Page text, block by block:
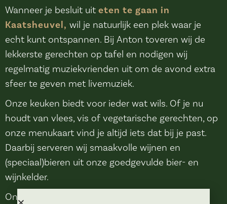
Wanneer je besluit uit eten te gaan in
Kaatsheuvel, wil je natuurlijk een plek waar je
echt kunt ontspannen. Bij Anton toveren wij de
lekkerste gerechten op tafel en nodigen wij
regelmatig muziekvrienden uit om de avond extra
sfeer te geven met livemuziek.
Onze keuken biedt voor ieder wat wils. Of je nu
houdt van vlees, vis of vegetarische gerechten, op
onze menukaart vind je altijd iets dat bij je past.
Daarbij serveren wij smaakvolle wijnen en
(speciaal)bieren uit onze goedgevulde bier- en
wijnkelder.
Onze bitterballen zijn werkelijk beroemd in